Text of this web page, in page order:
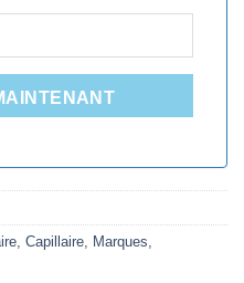
, Capillaire, Marques,